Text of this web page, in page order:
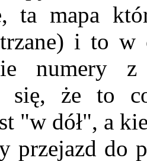
ta mapa
i to
numery
się, że to
"w dół", a
przejazd do